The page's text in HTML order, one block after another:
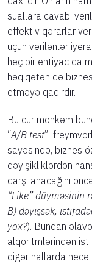
suallara cavabı
effektiv qərarlar
üçün verilənlər
heç bir ehtiyac
həqiqətən də
etməyə qadirdir.
Bu cür möhkəm
“A/B test”
sayəsində, biznes
dəyişikliklərdən
qarşılanacağını
“Like” düyməsinin
B) dəyişsək,
yox?). Bundan
alqoritmlərindən
digər hallarda